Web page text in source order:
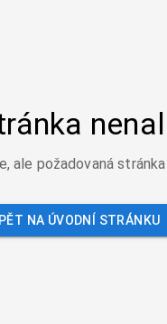
ale požadovaná
NA ÚVODNÍ STRÁNKU